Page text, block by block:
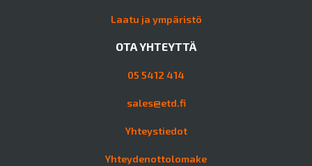
Laatu ja ympäristö
OTA YHTEYTTÄ
05 5412 414
sales@etd.fi
Yhteystiedot
Yhteydenottolomake